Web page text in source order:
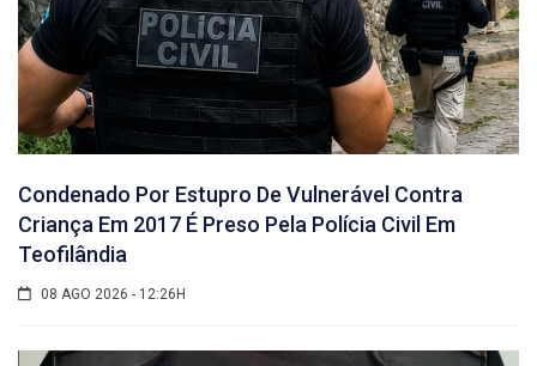
Condenado Por Estupro De Vulnerável Contra
Criança Em 2017 É Preso Pela Polícia Civil Em
Teofilândia
08 AGO 2026 - 12:26H